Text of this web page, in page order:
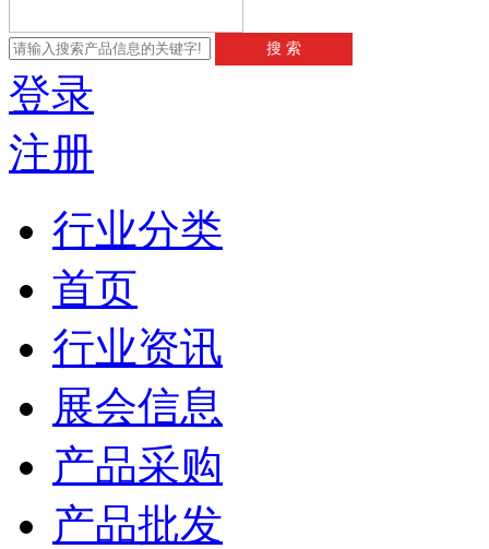
登录
注册
行业分类
首页
行业资讯
展会信息
产品采购
产品批发